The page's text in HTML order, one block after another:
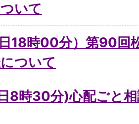
いて
日18時00分）第90回
ついて
8時30分)心配ごと